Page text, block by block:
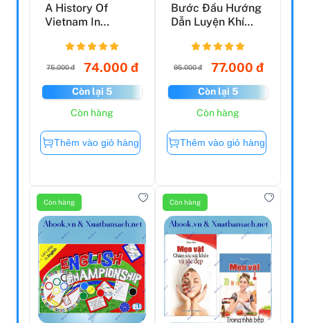
A History Of
Vietnam In
Colour) - Lê ...
75.000 đ 74.000 đ
Còn lại 5
Còn hàng
Thêm vào giỏ hàng
Bước Đầu Hướng
Dẫn Luyện Khí
95.000 đ 77.000 đ
Còn lại 5
Còn hàng
Thêm vào giỏ hàng
Còn hàng Còn hàng